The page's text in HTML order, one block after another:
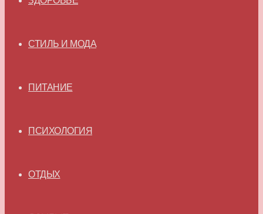
СТИЛЬ И МОДА
ПИТАНИЕ
ПСИХОЛОГИЯ
ОТДЫХ